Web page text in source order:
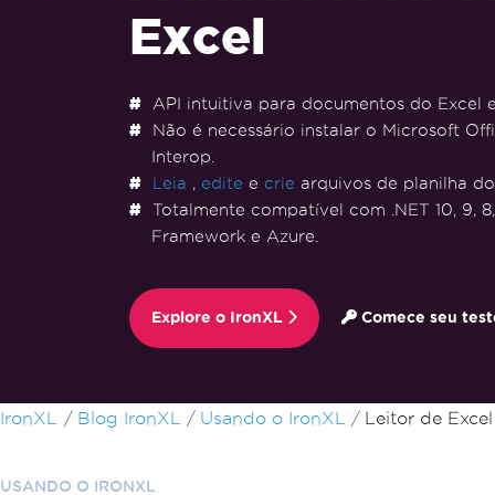
Excel
API intuitiva para documentos do Excel
Não é necessário instalar o Microsoft
Interop.
Leia , edite e crie arquivos de planilha do
Totalmente compatível com .NET 10, 9, 8,
Framework e Azure.
Explore o IronXL Comece seu
Ir para o conteúdo do rodapé
IronXL Blog IronXL Usando o IronXL Leitor de
USANDO O IRONXL